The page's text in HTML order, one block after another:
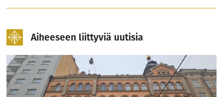
Aiheeseen liittyviä uutisia